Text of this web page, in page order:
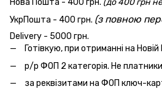
Нова Пошта - 400 грн. (до 400 грн
УкрПошта - 400 грн. (з повною
Delivery - 5000 грн.
Готівкую, при отриманні на Новій
р/р ФОП 2 категорія. Не
за реквізитами на ФОП ключ-